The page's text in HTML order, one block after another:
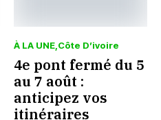
À LA UNE Côte D’ivoire
4e pont fermé du 5
au 7 août :
anticipez vos
itinéraires